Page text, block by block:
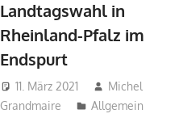
Landtagswahl in
Rheinland-Pfalz im
Endspurt
11. März 2021
Michel
Grandmaire
Allgemein